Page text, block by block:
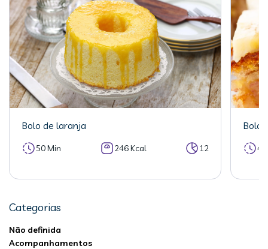
Bolo de laranja
50 Min 246 Kcal 12
Bolo
Categorias
Não definida
Acompanhamentos